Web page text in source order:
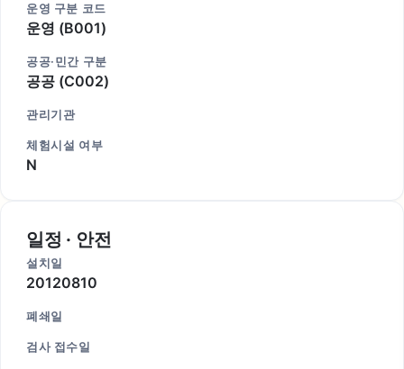
운영 구분 코드
운영 (B001)
공공·민간 구분
공공 (C002)
관리기관
체험시설 여부
N
일정 · 안전
설치일
20120810
폐쇄일
검사 접수일